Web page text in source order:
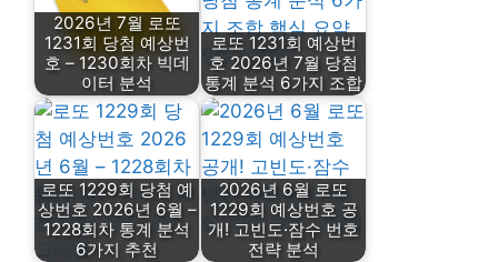
2026년 7월 로또
1231회 당첨 예상번
호 – 1230회차 빅데
이터 분석
로또 1231회 예상번
호 2026년 7월 당첨
통계 분석 6가지 조합
로또 1229회 당첨 예
상번호 2026년 6월 –
1228회차 통계 분석
6가지 추천
2026년 6월 로또
1229회 예상번호 공
개! 고빈도·잠수 번호
전략 분석